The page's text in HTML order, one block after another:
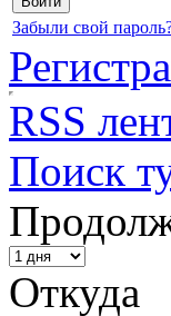
Забыли свой
RSS
Поиск
Откуда